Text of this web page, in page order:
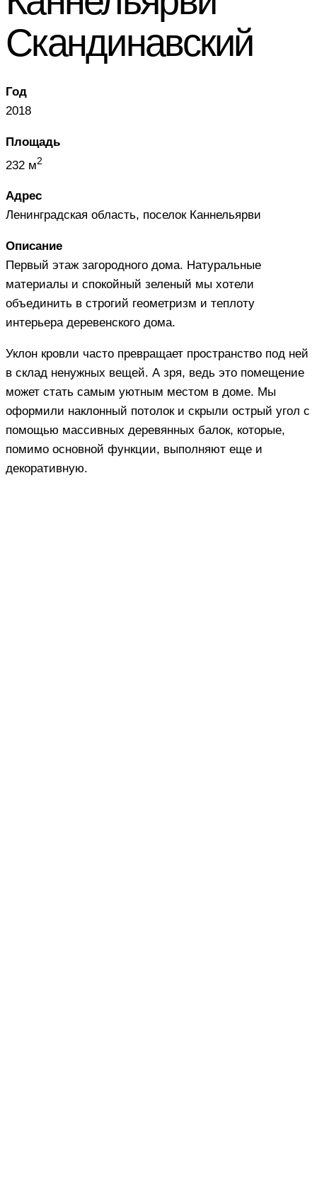
Скандинавский
Год
2018
Площадь
232 м2
Адрес
Ленинградская область, поселок Каннельярви
Описание
Первый этаж загородного дома. Натуральные
материалы и спокойный зеленый мы хотели
объединить в строгий геометризм и теплоту
интерьера деревенского дома.
Уклон кровли часто превращает пространство под ней
в склад ненужных вещей. А зря, ведь это помещение
может стать самым уютным местом в доме. Мы
оформили наклонный потолок и скрыли острый угол с
помощью массивных деревянных балок, которые,
помимо основной функции, выполняют еще и
декоративную.